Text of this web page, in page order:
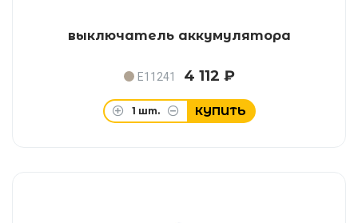
выключатель аккумулятора
E11241 4 112 ₽
1 шт. КУПИТЬ